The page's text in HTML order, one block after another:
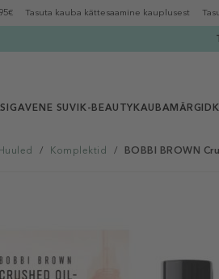
Tasuta kauba kättesaamine kauplusest
IGAVENE SUVI K-BEAUTY KAUBAMÄRGID
Huuled / Komplektid / BOBBI BROWN